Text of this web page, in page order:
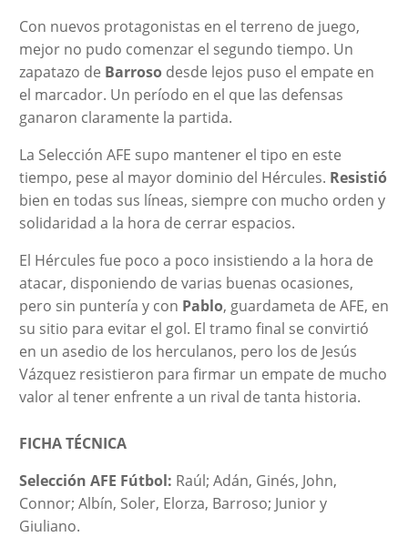
Con nuevos protagonistas en el terreno de juego,
mejor no pudo comenzar el segundo tiempo. Un
zapatazo de Barrosodesde lejos puso el empate en
el marcador. Un período en el que las defensas
ganaron claramente la partida.
La Selección AFE supo mantener el tipo en este
tiempo, pese al mayor dominio del Hércules. Resistió
bien en todas sus líneas, siempre con mucho orden y
solidaridad a la hora de cerrar espacios.
El Hércules fue poco a poco insistiendo a la hora de
atacar, disponiendo de varias buenas ocasiones,
pero sin puntería y con Pablo, guardameta de AFE, en
su sitio para evitar el gol. El tramo final se convirtió
en un asedio de los herculanos, pero los de Jesús
Vázquez resistieron para firmar un empate de mucho
valor al tener enfrente a un rival de tanta historia.
FICHA TÉCNICA
Selección AFE Fútbol: Raúl; Adán, Ginés, John,
Connor; Albín, Soler, Elorza, Barroso; Junior y
Giuliano.